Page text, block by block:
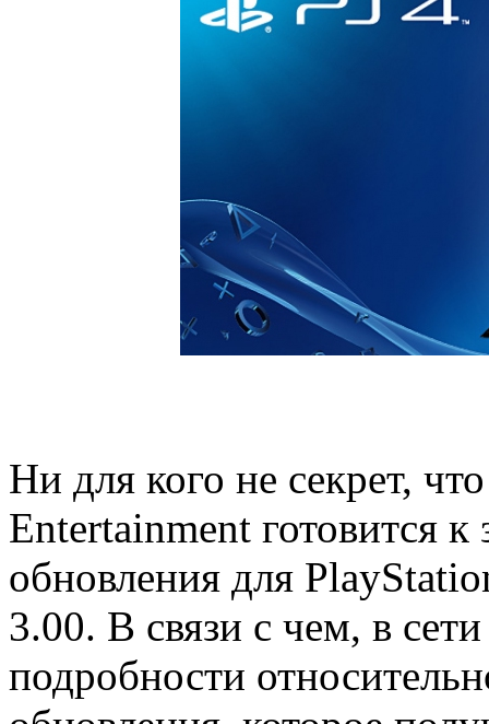
Ни для кого не секрет,
Entertainment готовится
обновления для
3.00. В связи с чем, в
подробности